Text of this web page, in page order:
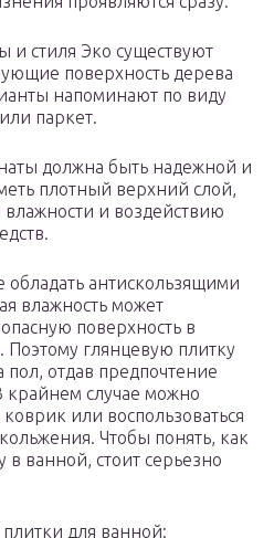
и стиля Эко существуют
поверхность дерева
напоминают по виду
паркет.
должна быть надежной и
плотный верхний слой,
и воздействию
обладать антискользящими
влажность может
поверхность в
Поэтому глянцевую плитку
отдав предпочтение
крайнем случае можно
или воспользоваться
Чтобы понять, как
в ванной, стоит серьезно
для ванной: